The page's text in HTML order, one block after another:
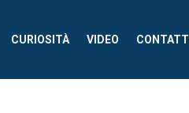
CURIOSITÀ VIDEO CONTATTI